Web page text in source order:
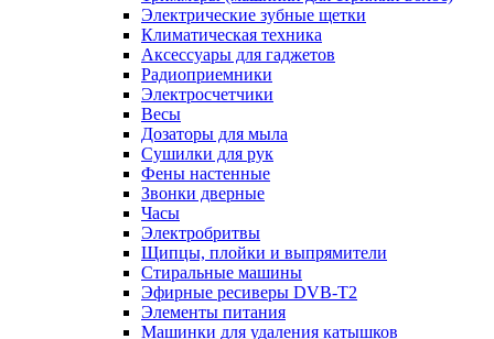
Электрические зубные щетки
Климатическая техника
Аксессуары для гаджетов
Радиоприемники
Электросчетчики
Весы
Дозаторы для мыла
Сушилки для рук
Фены настенные
Звонки дверные
Часы
Электробритвы
Щипцы, плойки и выпрямители
Стиральные машины
Эфирные ресиверы DVB-T2
Элементы питания
Машинки для удаления катышков